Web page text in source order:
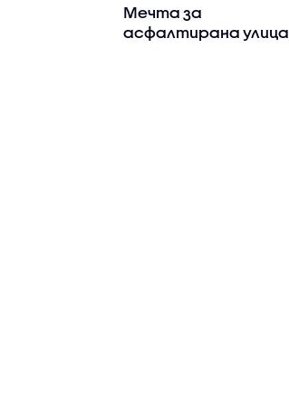
Мечта за
асфалтирана улица